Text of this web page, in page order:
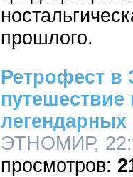
прошлого.
Ретрофест в
ЭТНОМИР,